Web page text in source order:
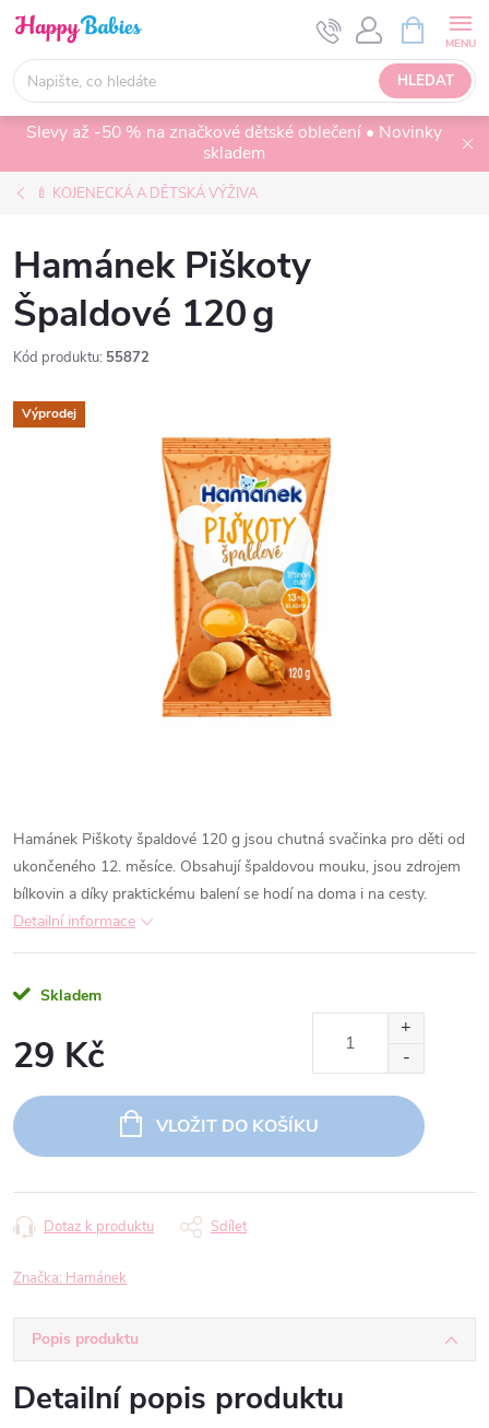
Přejít
obsah
HLEDAT
NÁKUPNÍ
KOŠÍK
Slevy až -50 % na značkové dětské oblečení • Novinky
skladem
🍼 KOJENECKÁ A DĚTSKÁ VÝŽIVA
Hamánek Piškoty
Špaldové 120 g
Kód produktu: 55872
Výprodej
Hamánek Piškoty špaldové 120 g jsou chutná svačinka pro děti od
ukončeného 12. měsíce. Obsahují špaldovou mouku, jsou zdrojem
bílkovin a díky praktickému balení se hodí na doma i na cesty.
Detailní informace
Skladem
29 Kč
cena:
VLOŽIT DO KOŠÍKU
Dotaz k produktu Sdílet
Značka: Hamánek
Popis produktu
Detailní popis produktu